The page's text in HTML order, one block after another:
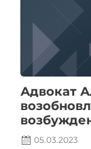
Адвокат
05.03.2023